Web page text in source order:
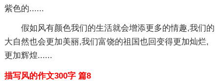
紫色的......
假如风有颜色我们的生活就会增添更多的情趣,我们的
大自然也会更加美丽,我们富饶的祖国也回变得更加灿烂,
更加辉煌......
描写风的作文300字 篇8